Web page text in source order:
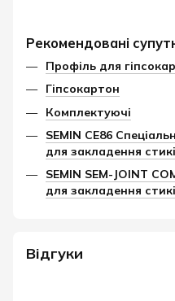
Рекомендовані
Профіль для
Гіпсокартон
Комплектуючі
SEMIN CE86
для закладення
SEMIN SEM-JOINT
для закладення
Відгуки